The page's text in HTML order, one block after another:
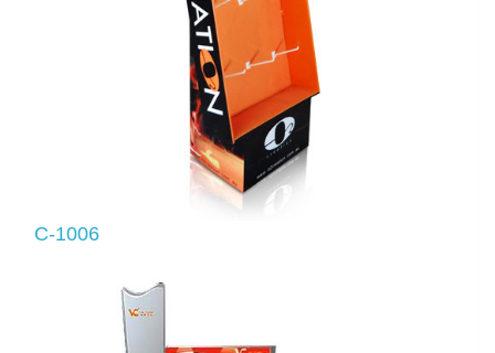
C-1006